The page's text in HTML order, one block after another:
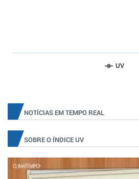
UV
NOTÍCIAS EM TEMPO REAL
SOBRE O ÍNDICE UV